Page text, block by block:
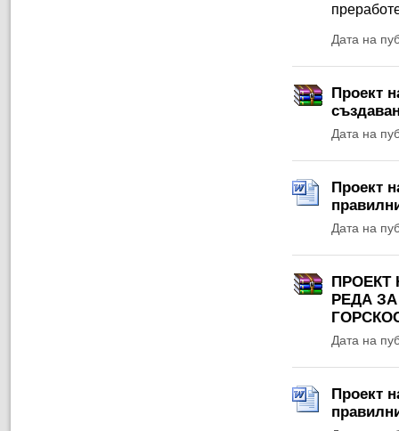
Дата на
Проект
Дата на
Проект
Дата на
ПРОЕКТ
РЕДА
Дата на
Проект